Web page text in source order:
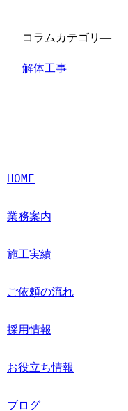
コラムカテゴリ―
解体工事
HOME
業務案内
施工実績
ご依頼の流れ
採用情報
お役立ち情報
ブログ